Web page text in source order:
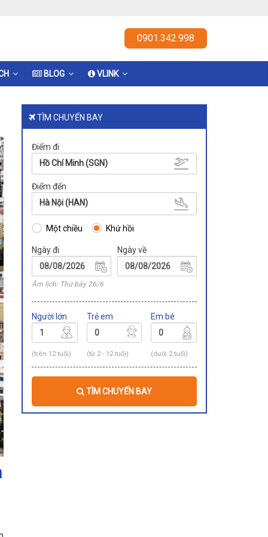
0901.342.998
BLOG VLINK
TÌM CHUYẾN BAY
Điểm đi
Hồ Chí Minh (SGN)
Điểm đến
Hà Nội (HAN)
Một chiều Khứ hồi
Ngày đi
Âm lịch: Thứ bảy 26/6
Ngày về
Người lớn
(trên 12 tuổi)
Trẻ em
(từ 2 - 12 tuổi)
Em bé
(dưới 2 tuổi)
TÌM CHUYẾN BAY